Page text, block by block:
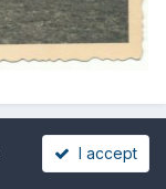
I accept